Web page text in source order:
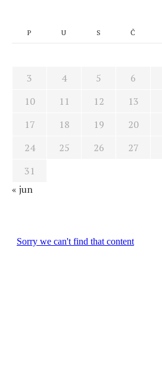
P U S Č
3
4 5 6
10
11 12 13
17
18 19 20
24
25 26 27
31
« jun